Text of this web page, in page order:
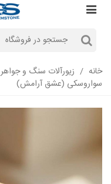
خانه / زیورآلات سنگ و جواهر
سواروسکی (عشق آرامش)